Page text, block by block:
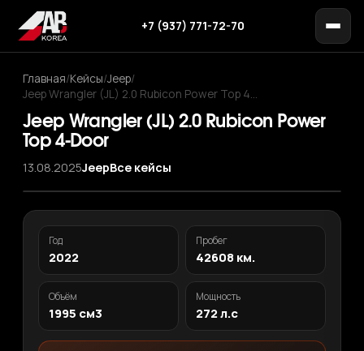
+7 (937) 771-72-70
Главная/Кейсы/Jeep/
Jeep Wrangler (JL) 2.0 Rubicon Power Top 4…
Jeep Wrangler (JL) 2.0 Rubicon Power
Top 4-Door
13.08.2025JeepВсе кейсы
‹
›
1/ 12
Год
2022
Пробег
42608 км.
Объём
1995 см3
Мощность
272 л.с